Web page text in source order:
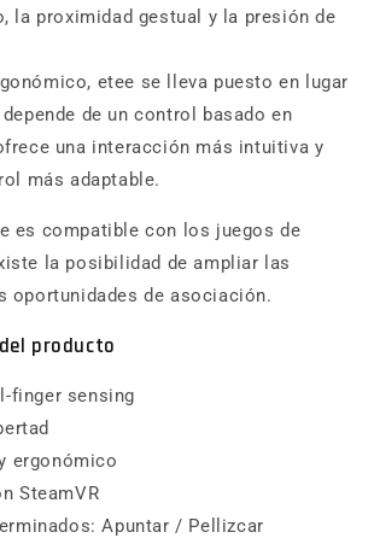
la proximidad gestual y la presión de
etee se lleva puesto en lugar
de un control basado en
una interacción más intuitiva y
más adaptable.
es compatible con los juegos de
la posibilidad de ampliar las
oportunidades de asociación.
producto
finger sensing
ergonómico
SteamVR
Apuntar / Pellizcar